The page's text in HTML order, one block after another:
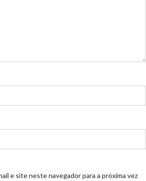
e site neste navegador para a próxima vez